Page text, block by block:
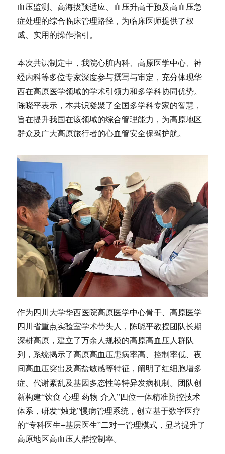
血压监测、高海拔预适应、血压升高干预及高血压急
症处理的综合临床管理路径，为临床医师提供了权
威、实用的操作指引。
本次共识制定中，我院心脏内科、高原医学中心、神
经内科等多位专家深度参与撰写与审定，充分体现华
西在高原医学领域的学术引领力和多学科协同优势。
陈晓平表示，本共识凝聚了全国多学科专家的智慧，
旨在提升我国在该领域的综合管理能力，为高原地区
群众及广大高原旅行者的心血管安全保驾护航。
作为四川大学华西医院高原医学中心骨干、高原医学
四川省重点实验室学术带头人，陈晓平教授团队长期
深耕高原，建立了万余人规模的高原高血压人群队
列，系统揭示了高原高血压患病率高、控制率低、夜
间高血压突出及高盐敏感等特征，阐明了红细胞增多
症、代谢紊乱及基因多态性等特异发病机制。团队创
新构建“饮食-心理-药物-介入”四位一体精准防控技术
体系，研发“烛龙”慢病管理系统，创立基于数字医疗
的“专科医生+基层医生”二对一管理模式，显著提升了
高原地区高血压人群控制率。